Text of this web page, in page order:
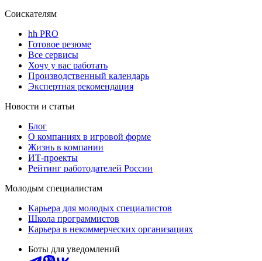
Соискателям
hh PRO
Готовое резюме
Все сервисы
Хочу у вас работать
Производственный календарь
Экспертная рекомендация
Новости и статьи
Блог
О компаниях в игровой форме
Жизнь в компании
ИТ-проекты
Рейтинг работодателей России
Молодым специалистам
Карьера для молодых специалистов
Школа программистов
Карьера в некоммерческих организациях
Боты для уведомлений